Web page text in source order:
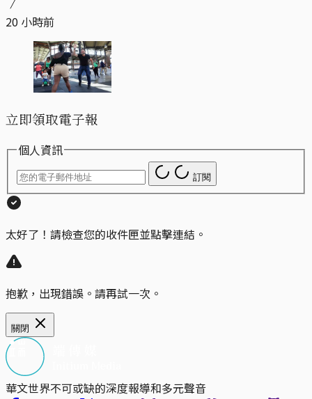
20 小時前
立即領取電子報
個人資訊
訂閱
太好了！請檢查您的收件匣並點擊連結。
抱歉，出現錯誤。請再試一次。
關閉
華文世界不可或缺的深度報導和多元聲音